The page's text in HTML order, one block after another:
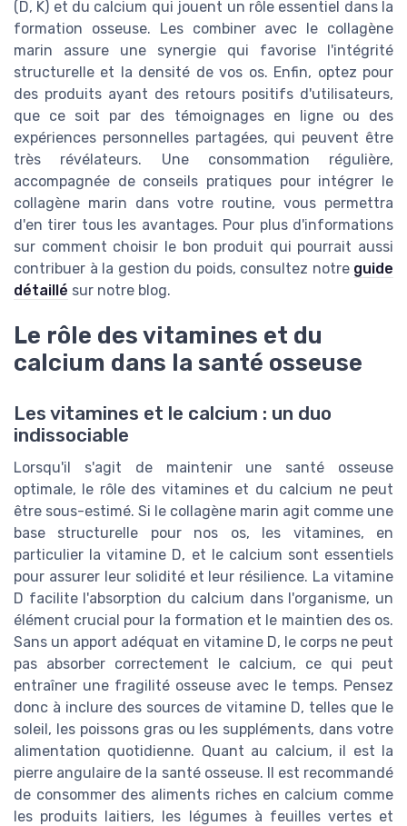
(D, K) et du calcium qui jouent un rôle essentiel dans la
formation osseuse. Les combiner avec le collagène
marin assure une synergie qui favorise l'intégrité
structurelle et la densité de vos os. Enfin, optez pour
des produits ayant des retours positifs d'utilisateurs,
que ce soit par des témoignages en ligne ou des
expériences personnelles partagées, qui peuvent être
très révélateurs. Une consommation régulière,
accompagnée de conseils pratiques pour intégrer le
collagène marin dans votre routine, vous permettra
d'en tirer tous les avantages. Pour plus d'informations
sur comment choisir le bon produit qui pourrait aussi
contribuer à la gestion du poids, consultez notre guide
détaillé sur notre blog.
Le rôle des vitamines et du
calcium dans la santé osseuse
Les vitamines et le calcium : un duo
indissociable
Lorsqu'il s'agit de maintenir une santé osseuse
optimale, le rôle des vitamines et du calcium ne peut
être sous-estimé. Si le collagène marin agit comme une
base structurelle pour nos os, les vitamines, en
particulier la vitamine D, et le calcium sont essentiels
pour assurer leur solidité et leur résilience. La vitamine
D facilite l'absorption du calcium dans l'organisme, un
élément crucial pour la formation et le maintien des os.
Sans un apport adéquat en vitamine D, le corps ne peut
pas absorber correctement le calcium, ce qui peut
entraîner une fragilité osseuse avec le temps. Pensez
donc à inclure des sources de vitamine D, telles que le
soleil, les poissons gras ou les suppléments, dans votre
alimentation quotidienne. Quant au calcium, il est la
pierre angulaire de la santé osseuse. Il est recommandé
de consommer des aliments riches en calcium comme
les produits laitiers, les légumes à feuilles vertes et